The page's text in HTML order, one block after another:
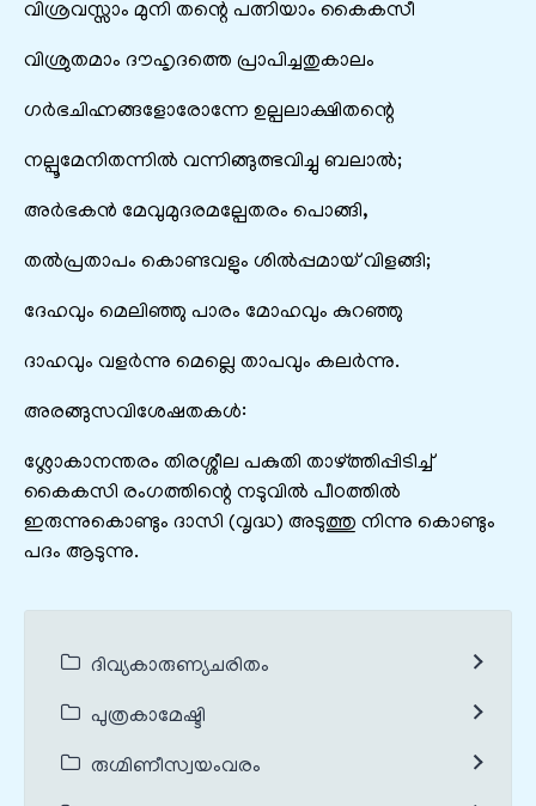
വിശ്രവസ്സാം മുനി തന്റെ പത്നിയാം കൈകസീ
വിശ്രുതമാം ദൗഹൃദത്തെ പ്രാപിച്ചതുകാലം
ഗർഭചിഹ്നങ്ങളോരോന്നേ ഉല്പലാക്ഷിതന്റെ
നല്പൂമേനിതന്നിൽ വന്നിങ്ങുത്ഭവിച്ചു ബലാൽ;
അർഭകൻ മേവുമുദരമല്പേതരം പൊങ്ങി,
തൽപ്രതാപം കൊണ്ടവളും ശിൽപ്പമായ് വിളങ്ങി;
ദേഹവും മെലിഞ്ഞു പാരം മോഹവും കുറഞ്ഞു
ദാഹവും വളർന്നു മെല്ലെ താപവും കലർന്നു.
അരങ്ങുസവിശേഷതകൾ:
ശ്ലോകാനന്തരം തിരശ്ശീല പകുതി താഴ്ത്തിപ്പിടിച്ച്
കൈകസി രംഗത്തിന്റെ നടുവിൽ പീഠത്തിൽ
ഇരുന്നുകൊണ്ടും ദാസി (വൃദ്ധ) അടുത്തു നിന്നു കൊണ്ടും
പദം ആടുന്നു.
ദിവ്യകാരുണ്യചരിതം
പുത്രകാമേഷ്ടി
രുഗ്മിണീസ്വയംവരം